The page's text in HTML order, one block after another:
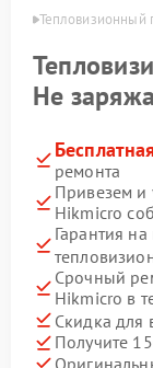
Тепловизионный
Не
ремонта
Привезем и
Hikmicro
Гарантия
Срочный
Hikmicro в
Скидка для
Получите